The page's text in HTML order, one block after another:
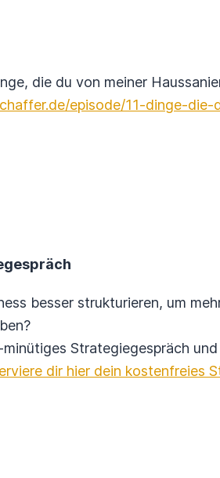
die du von meiner
episode/11-dinge-
besser strukturieren, um
Strategiegespräch
dir hier dein kostenfreies